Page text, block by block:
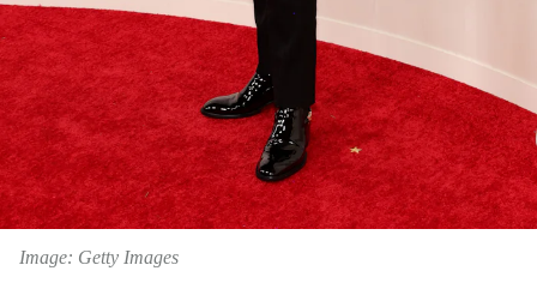
Image: Getty Images